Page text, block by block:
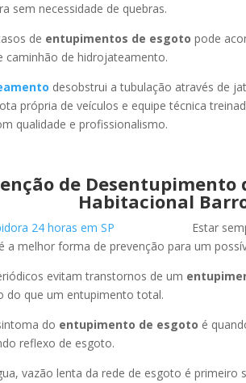
sem necessidade de quebras.
de entupimentos de esgoto pode
caminhão de hidrojateamento.
desobstrui a tubulação através de
própria de veículos e equipe técnica
qualidade e profissionalismo.
de Desentupimento
Habitacional
Estar
a melhor forma de prevenção para um
evitam transtornos de um
do que um entupimento total.
do entupimento de esgoto é
reflexo de esgoto.
vazão lenta da rede de esgoto é primeiro